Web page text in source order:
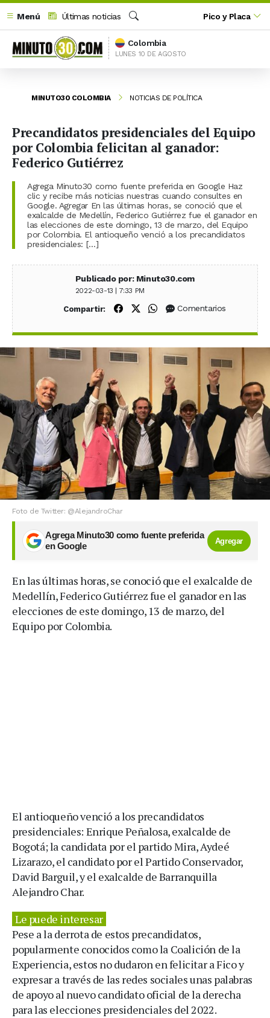
Menú
Últimas noticias
Buscar
Pico y Placa
Colombia
LUNES 10 DE AGOSTO
MINUTO30 COLOMBIA NOTICIAS DE POLÍTICA
Precandidatos presidenciales del Equipo
por Colombia felicitan al ganador:
Federico Gutiérrez
Agrega Minuto30 como fuente preferida en Google Haz
clic y recibe más noticias nuestras cuando consultes en
Google. Agregar En las últimas horas, se conoció que el
exalcalde de Medellín, Federico Gutiérrez fue el ganador en
las elecciones de este domingo, 13 de marzo, del Equipo
por Colombia. El antioqueño venció a los precandidatos
presidenciales: […]
Publicado por: Minuto30.com
2022-03-13 | 7:33 PM
Compartir: Compartir en Facebook
Compartir en X (Twitter)
Compartir en WhatsApp
Comentarios
Foto de Twitter: @AlejandroChar
Agrega Minuto30 como fuente preferida
en Google
Agregar
En las últimas horas, se conoció que el exalcalde de
Medellín, Federico Gutiérrez fue el ganador en las
elecciones de este domingo, 13 de marzo, del
Equipo por Colombia.
El antioqueño venció a los precandidatos
presidenciales: Enrique Peñalosa, exalcalde de
Bogotá; la candidata por el partido Mira, Aydeé
Lizarazo, el candidato por el Partido Conservador,
David Barguil, y el exalcalde de Barranquilla
Alejandro Char.
Le puede interesar
Pese a la derrota de estos precandidatos,
popularmente conocidos como la Coalición de la
Experiencia, estos no dudaron en felicitar a Fico y
expresar a través de las redes sociales unas palabras
de apoyo al nuevo candidato oficial de la derecha
para las elecciones presidenciales del 2022.